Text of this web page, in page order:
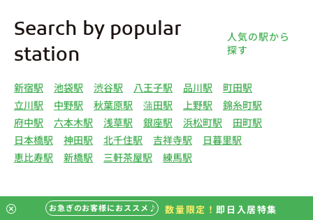
Search by popular
station
人気の駅から
探す
新宿駅 池袋駅 渋谷駅 八王子駅 品川駅
町田駅
立川駅
中野駅 秋葉原駅 蒲田駅 上野駅
錦糸町駅
府中駅
六本木駅 浅草駅 銀座駅 浜松町駅
田町駅
日本橋駅
神田駅 北千住駅 吉祥寺駅
日暮里駅
恵比寿駅
新橋駅 三軒茶屋駅 練馬駅
お急ぎのお客様におススメ♪ 数量限定！ 即日入居特集